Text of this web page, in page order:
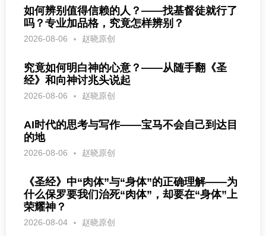
如何辨别值得信赖的人？——找基督徒就行了
吗？专业加品格，究竟怎样辨别？
2026-08-06 赵晓原创
究竟如何明白神的心意？——从随手翻《圣
经》和向神讨兆头说起
2026-08-06 赵晓原创
AI时代的思考与写作——宝马不会自己到达目
的地
2026-08-06 赵晓原创
《圣经》中“肉体”与“身体”的正确理解——为
什么保罗要我们治死“肉体”，却要在“身体”上
荣耀神？
2026-08-04 赵晓原创